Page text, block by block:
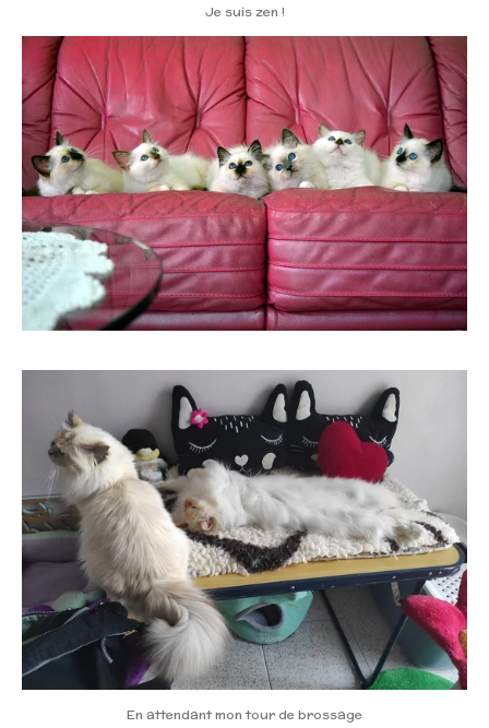
Je suis zen !
En attendant mon tour de brossage